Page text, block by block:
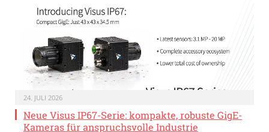
24. JULI 2026
Neue Visus IP67-Serie: kompakte, robuste GigE-
Kameras für anspruchsvolle Industrie